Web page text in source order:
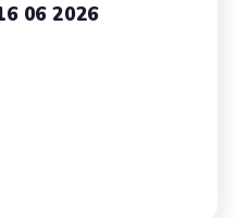
06 2026